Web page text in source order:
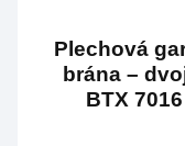
Plechová
brána –
BTX